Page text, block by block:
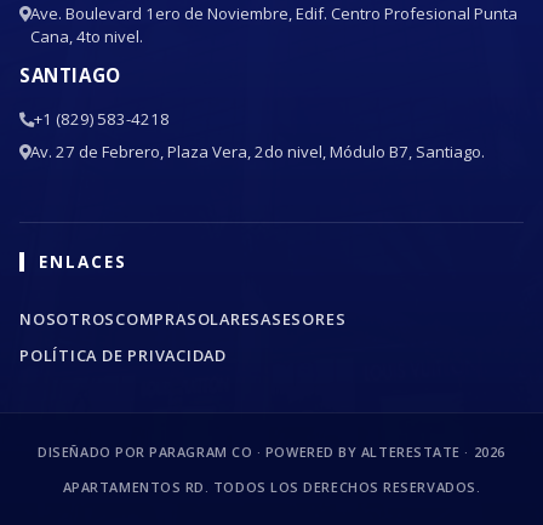
Ave. Boulevard 1ero de Noviembre, Edif. Centro Profesional Punta
Cana, 4to nivel.
SANTIAGO
+1 (829) 583-4218
Av. 27 de Febrero, Plaza Vera, 2do nivel, Módulo B7, Santiago.
ENLACES
NOSOTROSCOMPRASOLARESASESORES
POLÍTICA DE PRIVACIDAD
DISEÑADO POR PARAGRAM CO · POWERED BY ALTERESTATE · 2026
APARTAMENTOS RD. TODOS LOS DERECHOS RESERVADOS.